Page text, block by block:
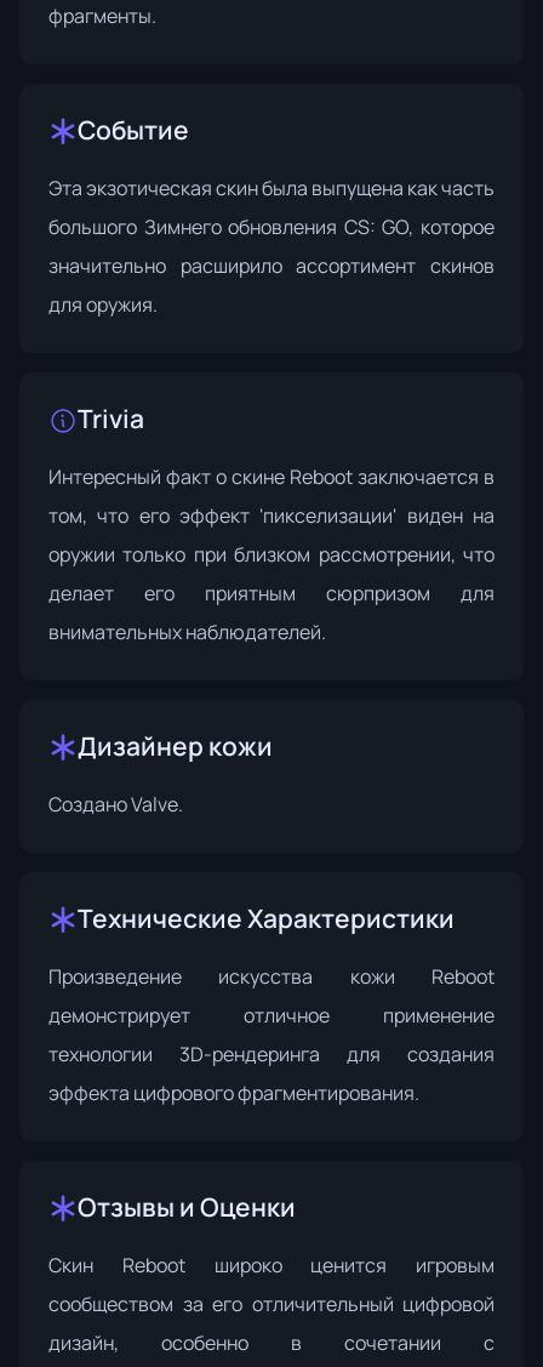
фрагменты.
Событие
Эта экзотическая скин была выпущена как часть
большого Зимнего обновления CS: GO, которое
значительно расширило ассортимент скинов
для оружия.
Trivia
Интересный факт о скине Reboot заключается в
том, что его эффект 'пикселизации' виден на
оружии только при близком рассмотрении, что
делает его приятным сюрпризом для
внимательных наблюдателей.
Дизайнер кожи
СозданоValve.
Технические Характеристики
Произведение искусства кожи Reboot
демонстрирует отличное применение
технологии 3D-рендеринга для создания
эффекта цифрового фрагментирования.
Отзывы и Оценки
Скин Reboot широко ценится игровым
сообществом за его отличительный цифровой
дизайн, особенно в сочетании с